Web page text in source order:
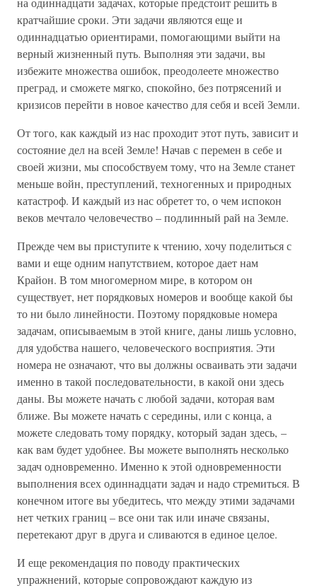
кратчайшие сроки. Эти задачи являются еще и
одиннадцатью ориентирами, помогающими выйти на
верный жизненный путь. Выполняя эти задачи, вы
избежите множества ошибок, преодолеете множество
преград, и сможете мягко, спокойно, без потрясений и
кризисов перейти в новое качество для себя и всей Земли.
От того, как каждый из нас проходит этот путь, зависит и
состояние дел на всей Земле! Начав с перемен в себе и
своей жизни, мы способствуем тому, что на Земле станет
меньше войн, преступлений, техногенных и природных
катастроф. И каждый из нас обретет то, о чем испокон
веков мечтало человечество – подлинный рай на Земле.
Прежде чем вы приступите к чтению, хочу поделиться с
вами и еще одним напутствием, которое дает нам
Крайон. В том многомерном мире, в котором он
существует, нет порядковых номеров и вообще какой бы
то ни было линейности. Поэтому порядковые номера
задачам, описываемым в этой книге, даны лишь условно,
для удобства нашего, человеческого восприятия. Эти
номера не означают, что вы должны осваивать эти задачи
именно в такой последовательности, в какой они здесь
даны. Вы можете начать с любой задачи, которая вам
ближе. Вы можете начать с середины, или с конца, а
можете следовать тому порядку, который задан здесь, –
как вам будет удобнее. Вы можете выполнять несколько
задач одновременно. Именно к этой одновременности
выполнения всех одиннадцати задач и надо стремиться. В
конечном итоге вы убедитесь, что между этими задачами
нет четких границ – все они так или иначе связаны,
перетекают друг в друга и сливаются в единое целое.
И еще рекомендация по поводу практических
упражнений, которые сопровождают каждую из